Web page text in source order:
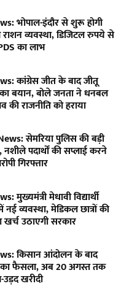
भोपाल-इंदौर से शुरू होगी
राशन व्यवस्था, डिजिटल रुपये से
का लाभ
कांग्रेस जीत के बाद जीतू
का बयान, बोले जनता ने धनबल
की राजनीति को हराया
सेमरिया पुलिस की बड़ी
नशीले पदार्थों की सप्लाई करने
गिरफ्तार
मुख्यमंत्री मेधावी विद्यार्थी
नई व्यवस्था, मेडिकल छात्रों की
उठाएगी सरकार
किसान आंदोलन के बाद
फैसला, अब 20 अगस्त तक
उड़द खरीदी